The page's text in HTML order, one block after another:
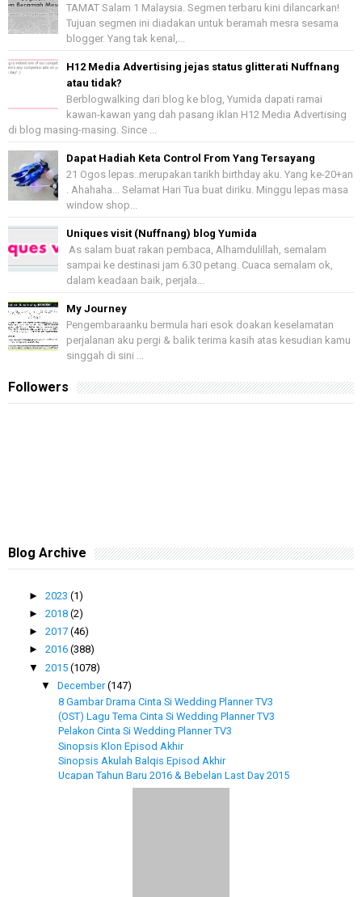
TAMAT Salam 1 Malaysia. Segmen terbaru kini dilancarkan!
Tujuan segmen ini diadakan untuk beramah mesra sesama
blogger. Yang tak kenal,...
H12 Media Advertising jejas status glitterati Nuffnang
atau tidak?
Berblogwalking dari blog ke blog, Yumida dapati ramai
kawan-kawan yang dah pasang iklan H12 Media Advertising
di blog masing-masing. Since ...
Dapat Hadiah Keta Control From Yang Tersayang
21 Ogos lepas..merupakan tarikh birthday aku. Yang ke-20+an
. Ahahaha... Selamat Hari Tua buat diriku. Minggu lepas masa
window shop...
Uniques visit (Nuffnang) blog Yumida
As salam buat rakan pembaca, Alhamdulillah, semalam
sampai ke destinasi jam 6.30 petang. Cuaca semalam ok,
dalam keadaan baik, perjala...
My Journey
Pengembaraanku bermula hari esok doakan keselamatan
perjalanan aku pergi & balik terima kasih atas kesudian kamu
singgah di sini ...
Followers
Blog Archive
► 2023 (1)
► 2018 (2)
► 2017 (46)
► 2016 (388)
▼ 2015 (1078)
▼December(147)
8 Gambar Drama Cinta Si Wedding Planner TV3
(OST) Lagu Tema Cinta Si Wedding Planner TV3
Pelakon Cinta Si Wedding Planner TV3
Sinopsis Klon Episod Akhir
Sinopsis Akulah Balqis Episod Akhir
Ucapan Tahun Baru 2016 & Bebelan Last Day 2015
Rahsia Doa Mustajab